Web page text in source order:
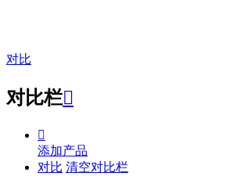
对比
对比栏

添加产品
对比 清空对比栏